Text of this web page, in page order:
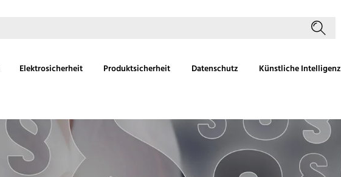
Elektrosicherheit Produktsicherheit Datenschutz Künstliche Intelligenz